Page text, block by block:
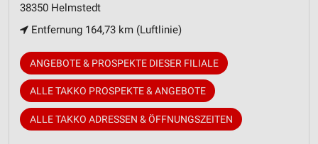
38350 Helmstedt
Entfernung 164,73 km (Luftlinie)
ANGEBOTE & PROSPEKTE DIESER FILIALE
ALLE TAKKO PROSPEKTE & ANGEBOTE
ALLE TAKKO ADRESSEN & ÖFFNUNGSZEITEN